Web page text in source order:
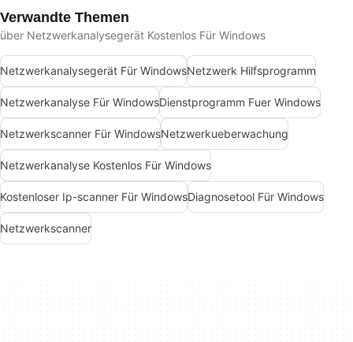
Verwandte Themen
über Netzwerkanalysegerät Kostenlos Für Windows
Netzwerkanalysegerät Für WindowsNetzwerk Hilfsprogramm
Netzwerkanalyse Für WindowsDienstprogramm Fuer Windows
Netzwerkscanner Für WindowsNetzwerkueberwachung
Netzwerkanalyse Kostenlos Für Windows
Kostenloser Ip-scanner Für WindowsDiagnosetool Für Windows
Netzwerkscanner